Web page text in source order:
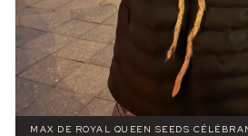
MAX DE ROYAL QUEEN SEEDS